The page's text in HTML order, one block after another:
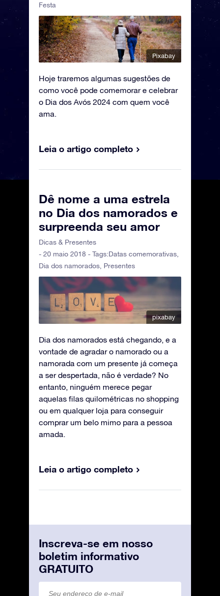
Festa
Pixabay
Hoje traremos algumas sugestões de
como você pode comemorar e celebrar
o Dia dos Avós 2024 com quem você
ama.
Leia o artigo completo
Dê nome a uma estrela
no Dia dos namorados e
surpreenda seu amor
Dicas & Presentes
- 20 maio 2018 - Tags:Datas comemorativas,
Dia dos namorados, Presentes
pixabay
Dia dos namorados está chegando, e a
vontade de agradar o namorado ou a
namorada com um presente já começa
a ser despertada, não é verdade? No
entanto, ninguém merece pegar
aquelas filas quilométricas no shopping
ou em qualquer loja para conseguir
comprar um belo mimo para a pessoa
amada.
Leia o artigo completo
Inscreva-se em nosso
boletim informativo
GRATUITO